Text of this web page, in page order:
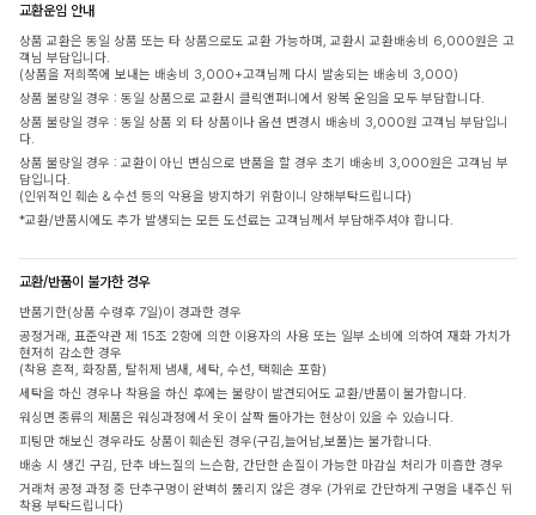
교환운임 안내
상품 교환은 동일 상품 또는 타 상품으로도 교환 가능하며, 교환시 교환배송비 6,000원은 고
객님 부담입니다.
(상품을 저희쪽에 보내는 배송비 3,000+고객님께 다시 발송되는 배송비 3,000)
상품 불량일 경우 : 동일 상품으로 교환시 클릭앤퍼니에서 왕복 운임을 모두 부담합니다.
상품 불량일 경우 : 동일 상품 외 타 상품이나 옵션 변경시 배송비 3,000원 고객님 부담입니
다.
상품 불량일 경우 : 교환이 아닌 변심으로 반품을 할 경우 초기 배송비 3,000원은 고객님 부
담입니다.
(인위적인 훼손 & 수선 등의 악용을 방지하기 위함이니 양해부탁드립니다)
*교환/반품시에도 추가 발생되는 모든 도선료는 고객님께서 부담해주셔야 합니다.
교환/반품이 불가한 경우
반품기한(상품 수령후 7일)이 경과한 경우
공정거래, 표준약관 제 15조 2항에 의한 이용자의 사용 또는 일부 소비에 의하여 재화 가치가
현저히 감소한 경우
(착용 흔적, 화장품, 탈취제 냄새, 세탁, 수선, 택훼손 포함)
세탁을 하신 경우나 착용을 하신 후에는 불량이 발견되어도 교환/반품이 불가합니다.
워싱면 종류의 제품은 워싱과정에서 옷이 살짝 돌아가는 현상이 있을 수 있습니다.
피팅만 해보신 경우라도 상품이 훼손된 경우(구김,늘어남,보풀)는 불가합니다.
배송 시 생긴 구김, 단추 바느질의 느슨함, 간단한 손질이 가능한 마감실 처리가 미흡한 경우
거래처 공정 과정 중 단추구멍이 완벽히 뚫리지 않은 경우 (가위로 간단하게 구멍을 내주신 뒤
착용 부탁드립니다)